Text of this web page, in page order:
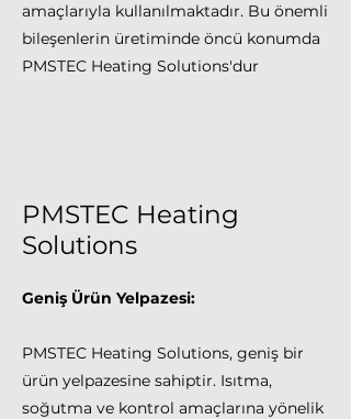
amaçlarıyla kullanılmaktadır. Bu önemli
bileşenlerin üretiminde öncü konumda
PMSTEC Heating Solutions'dur
PMSTEC Heating
Solutions
Geniş Ürün Yelpazesi:
PMSTEC Heating Solutions, geniş bir
ürün yelpazesine sahiptir. Isıtma,
soğutma ve kontrol amaçlarına yönelik